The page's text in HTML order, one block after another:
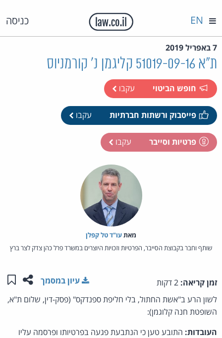
כניסה EN
7 באפריל 2019
ת"א 51019-09-16 קליגמן נ' קורמניוס
חופש הביטוי עקבו
פייסבוק ורשתות חברתיות עקבו
פרטיות וסייבר עקבו
מאת‏עו"ד טל קפלן
שותף וחבר בקבוצת הסייבר, הפרטיות וזכויות היוצרים במשרד פרל כהן צדק לצר ברץ
זמן קריאה: שתפו
עיון במסמך
לשון הרע ב"אשת החתול, בלי חליפת ספנדקס" (פסק-דין, שלום ת"א,
השופטת חנה קלוגמן):
העובדות: התובע טען כי הנתבעת פגעה בפרטיותו ופרסמה עליו